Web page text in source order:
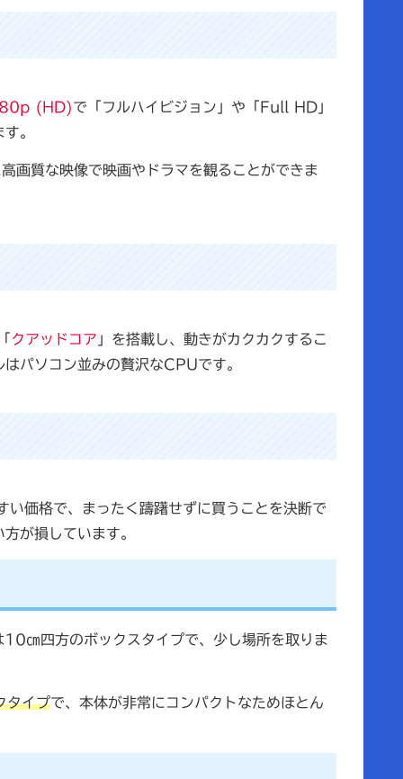
(HD)で「フルハイビジョン」や「Full HD」
。
画質な映像で映画やドラマを観ることができま
クアッドコア 」を搭載し、動きがカクカクするこ
パソコン並みの贅沢なCPUです。
い価格で、まったく躊躇せずに買うことを決断で
が損しています。
㎝四方のボックスタイプで、少し場所を取りま
タイプで、本体が非常にコンパクトなためほとん